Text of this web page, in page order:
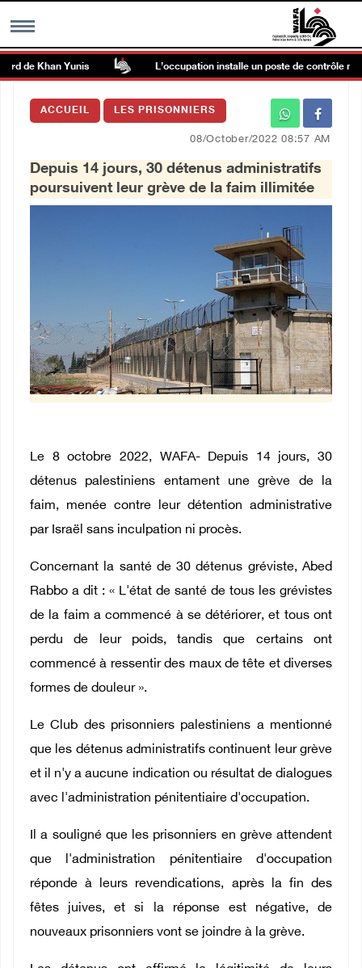
MENU
Galerie d’images
Centre palestinien
de Khan Yunis L’occupation installe un poste de contrôle
ACCUEIL LES PRISONNIERS
08/October/2022 08:57 AM
Depuis 14 jours, 30 détenus administratifs
poursuivent leur grève de la faim illimitée
Le 8 octobre 2022, WAFA- Depuis 14 jours, 30
détenus palestiniens entament une grève de la
faim, menée contre leur détention administrative
par Israël sans inculpation ni procès.
Concernant la santé de 30 détenus gréviste, Abed
Rabbo a dit : « L'état de santé de tous les grévistes
de la faim a commencé à se détériorer, et tous ont
perdu de leur poids, tandis que certains ont
commencé à ressentir des maux de tête et diverses
formes de douleur ».
Le Club des prisonniers palestiniens a mentionné
que les détenus administratifs continuent leur grève
et il n'y a aucune indication ou résultat de dialogues
avec l'administration pénitentiaire d'occupation.
Il a souligné que les prisonniers en grève attendent
que l'administration pénitentiaire d'occupation
réponde à leurs revendications, après la fin des
fêtes juives, et si la réponse est négative, de
nouveaux prisonniers vont se joindre à la grève.